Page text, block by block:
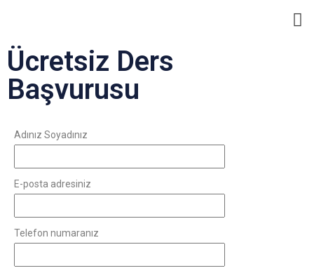
Ücretsiz Ders
Başvurusu
Adınız Soyadınız
E-posta adresiniz
Telefon numaranız